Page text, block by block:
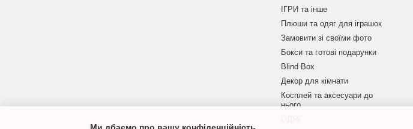
ІГРИ та інше
Плюши та одяг для іграшок
Замовити зі своїми фото
Бокси та готові подарунки
Blind Box
Декор для кімнати
Косплей та аксесуари до
нього
Ми дбаємо про вашу конфіденційність